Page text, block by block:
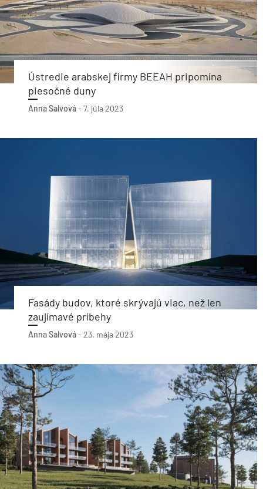
Ústredie arabskej firmy BEEAH pripomína
piesočné duny
Anna Salvová- 7. júla 2023
Fasády budov, ktoré skrývajú viac, než len
zaujímavé príbehy
Anna Salvová- 23. mája 2023